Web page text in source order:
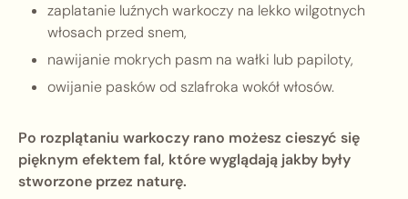
zaplatanie luźnych warkoczy na lekko wilgotnych
włosach przed snem,
nawijanie mokrych pasm na wałki lub papiloty,
owijanie pasków od szlafroka wokół włosów.
Po rozplątaniu warkoczy rano możesz cieszyć się
pięknym efektem fal, które wyglądają jakby były
stworzone przez naturę.